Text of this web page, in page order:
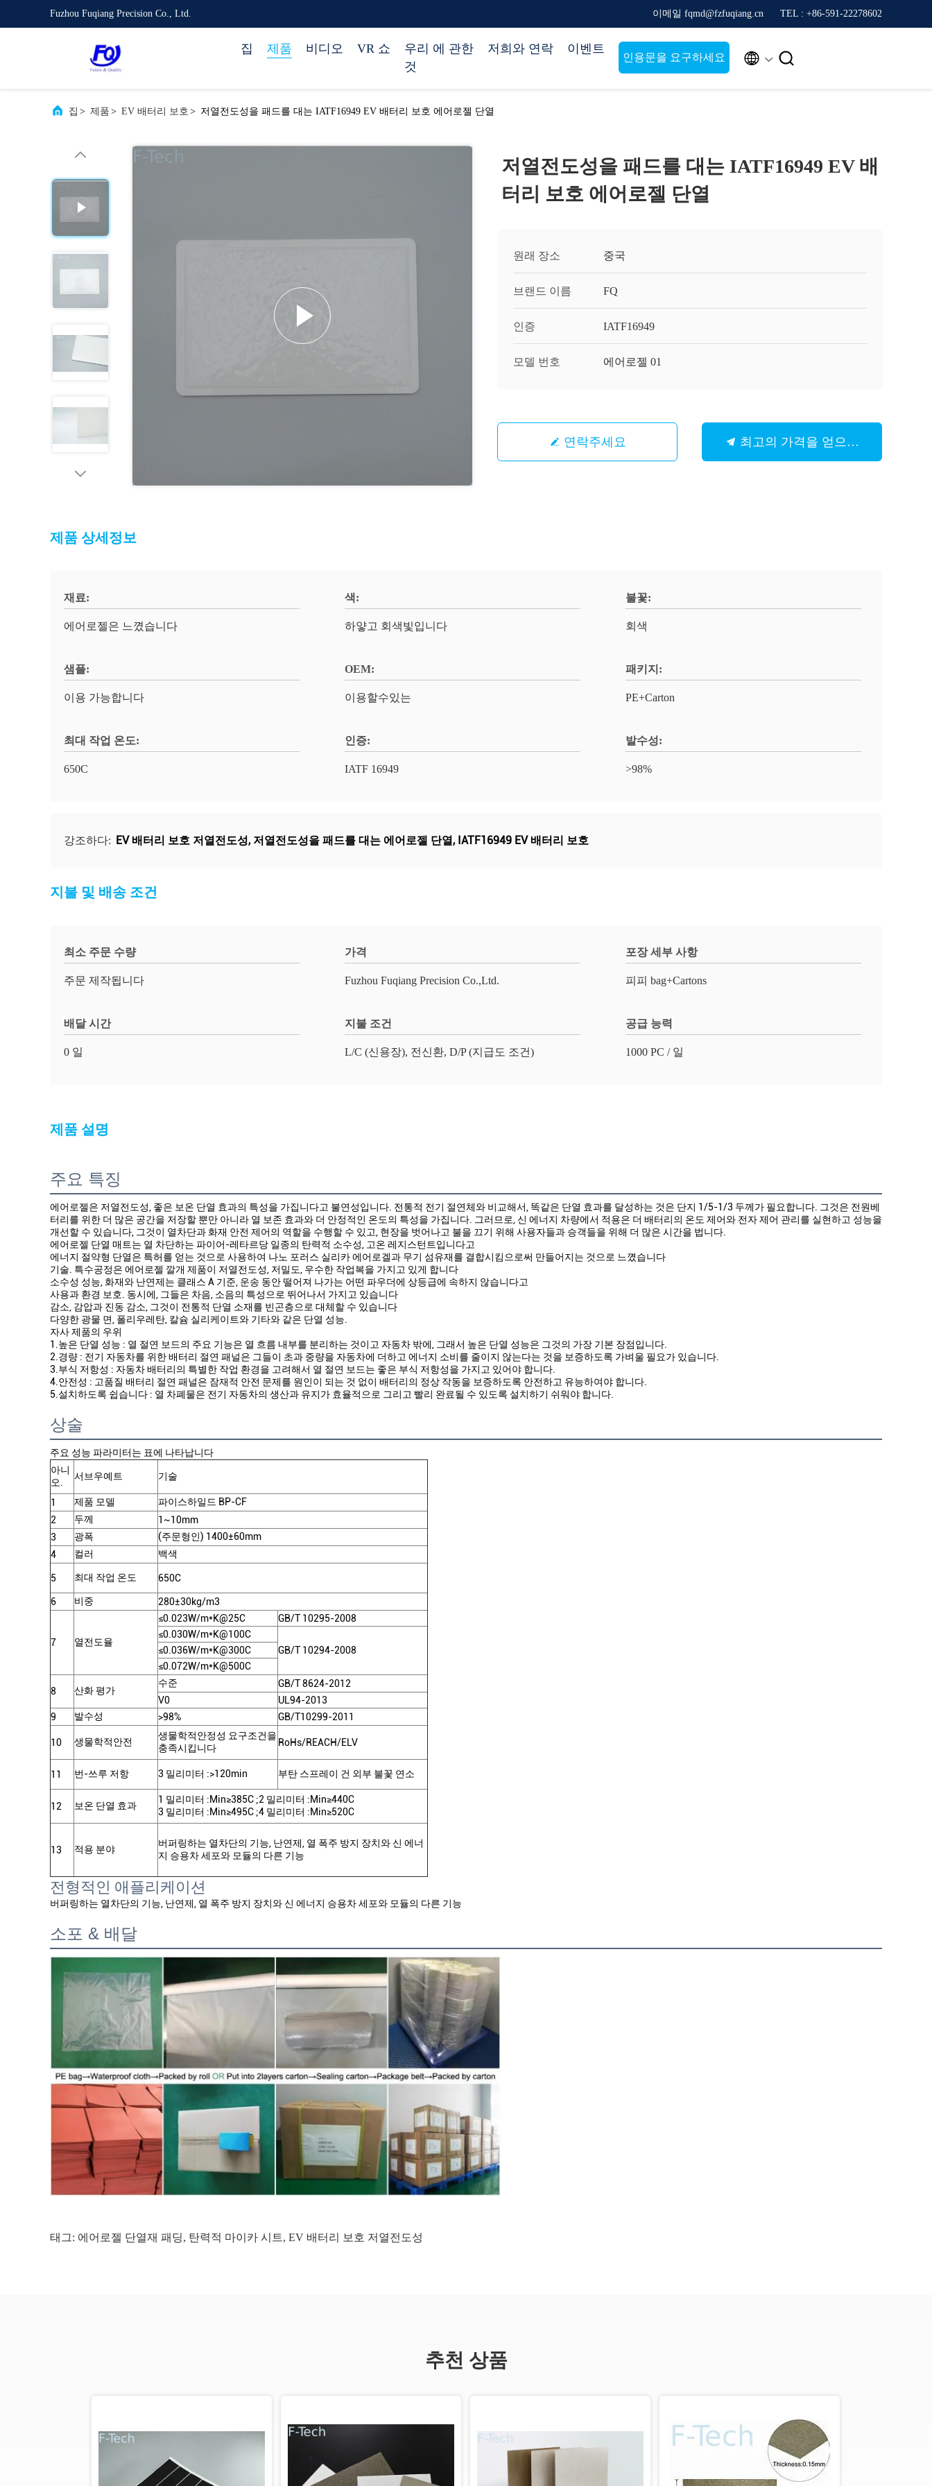
Fuzhou Fuqiang Precision Co., Ltd. 이메일 fqmd@fzfuqiang.cn TEL : +86-591-22278602
집 제품 비디오 VR 쇼
우리 에 관한
것
저희와 연락 이벤트
인용문을 요구하세요  
집 > 제품 > EV 배터리 보호 > 저열전도성을 패드를 대는 IATF16949 EV 배터리 보호 에어로젤 단열
저열전도성을 패드를 대는 IATF16949 EV 배
터리 보호 에어로젤 단열
원래 장소 중국
브랜드 이름 FQ
인증 IATF16949
모델 번호 에어로젤 01
연락주세요 최고의 가격을 얻으십시오
제품 상세정보
재료:
에어로젤은 느꼈습니다
색:
하얗고 회색빛입니다
불꽃:
회색
샘플:
이용 가능합니다
OEM:
이용할수있는
패키지:
PE+Carton
최대 작업 온도:
650C
인증:
IATF 16949
발수성:
>98%
강조하다: EV 배터리 보호 저열전도성, 저열전도성을 패드를 대는 에어로젤 단열, IATF16949 EV 배터리 보호
지불 및 배송 조건
최소 주문 수량
주문 제작됩니다
가격
Fuzhou Fuqiang Precision Co.,Ltd.
포장 세부 사항
피피 bag+Cartons
배달 시간
0 일
지불 조건
L/C (신용장), 전신환, D/P (지급도 조건)
공급 능력
1000 PC / 일
제품 설명
주요 특징
에어로젤은 저열전도성, 좋은 보온 단열 효과의 특성을 가집니다고 불연성입니다. 전통적 전기 절연체와 비교해서, 똑같은 단열 효과를 달성하는 것은 단지 1/5-1/3 두께가 필요합니다. 그것은 전원베
터리를 위한 더 많은 공간을 저장할 뿐만 아니라 열 보존 효과와 더 안정적인 온도의 특성을 가집니다. 그러므로, 신 에너지 차량에서 적용은 더 배터리의 온도 제어와 전자 제어 관리를 실현하고 성능을
개선할 수 있습니다, 그것이 열차단과 화재 안전 제어의 역할을 수행할 수 있고, 현장을 벗어나고 불을 끄기 위해 사용자들과 승객들을 위해 더 많은 시간을 법니다.
에어로젤 단열 매트는 열 차단하는 파이어-레타르당 일종의 탄력적 소수성, 고온 레지스턴트입니다고
에너지 절약형 단열은 특허를 얻는 것으로 사용하여 나노 포러스 실리카 에어로겔과 무기 섬유재를 결합시킴으로써 만들어지는 것으로 느꼈습니다
기술. 특수공정은 에어로젤 깔개 제품이 저열전도성, 저밀도, 우수한 작업복을 가지고 있게 합니다
소수성 성능, 화재와 난연제는 클래스 A 기준, 운송 동안 떨어져 나가는 어떤 파우더에 상등급에 속하지 않습니다고
사용과 환경 보호. 동시에, 그들은 차음, 소음의 특성으로 뛰어나서 가지고 있습니다
감소, 감압과 진동 감소, 그것이 전통적 단열 소재를 빈곤층으로 대체할 수 있습니다
다양한 광물 면, 폴리우레탄, 칼슘 실리케이트와 기타와 같은 단열 성능.
자사 제품의 우위
1.높은 단열 성능 : 열 절연 보드의 주요 기능은 열 흐름 내부를 분리하는 것이고 자동차 밖에, 그래서 높은 단열 성능은 그것의 가장 기본 장점입니다.
2.경량 : 전기 자동차를 위한 배터리 절연 패널은 그들이 초과 중량을 자동차에 더하고 에너지 소비를 줄이지 않는다는 것을 보증하도록 가벼울 필요가 있습니다.
3.부식 저항성 : 자동차 배터리의 특별한 작업 환경을 고려해서 열 절연 보드는 좋은 부식 저항성을 가지고 있어야 합니다.
4.안전성 : 고품질 배터리 절연 패널은 잠재적 안전 문제를 원인이 되는 것 없이 배터리의 정상 작동을 보증하도록 안전하고 유능하여야 합니다.
5.설치하도록 쉽습니다 : 열 차폐물은 전기 자동차의 생산과 유지가 효율적으로 그리고 빨리 완료될 수 있도록 설치하기 쉬워야 합니다.
상술
주요 성능 파라미터는 표에 나타납니다
아니
오.
서브우예트 기술
1 제품 모델
파이스하일드 BP-CF
2
두께
1~10mm
3
광폭
(주문형인) 1400±60mm
4
컬러 백색
5 최대 작업 온도 650C
6 비중 280±30kg/m3
7 열전도율
≤0.023W/m*K@25C
GB/T 10295-2008
≤0.030W/m*K@100C
GB/T 10294-2008
≤0.036W/m*K@300C
≤0.072W/m*K@500C
8 산화 평가
수준
GB/T 8624-2012
V0
UL94-2013
9
발수성 >98% GB/T10299-2011
10 생물학적안전
생물학적안정성 요구조건을
충족시킵니다
RoHs/REACH/ELV
11 번-쓰루 저항 3 밀리미터 :>120min 부탄 스프레이 건 외부 불꽃 연소
12 보온 단열 효과
1 밀리미터 :Min≥385C ;2 밀리미터 :Min≥440C
3 밀리미터 :Min≥495C ;4 밀리미터 :Min≥520C
13 적용 분야
버퍼링하는 열차단의 기능, 난연제, 열 폭주 방지 장치와 신 에너
지 승용차 세포와 모듈의 다른 기능
전형적인 애플리케이션
버퍼링하는 열차단의 기능, 난연제, 열 폭주 방지 장치와 신 에너지 승용차 세포와 모듈의 다른 기능
소포 & 배달
태그: 에어로젤 단열재 패딩, 탄력적 마이카 시트, EV 배터리 보호 저열전도성
추천 상품